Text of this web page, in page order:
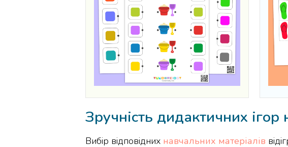
Зручність дидактичних
Вибір відповідних навчальних матеріалів